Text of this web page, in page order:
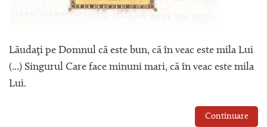
Lăudaţi pe Domnul că este bun, că în veac este mila Lui
(...) Singurul Care face minuni mari, că în veac este mila
Lui.
Continuare